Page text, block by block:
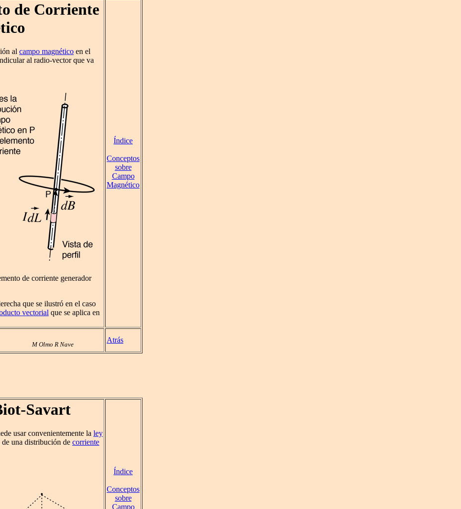
de Corriente
al campo magnético en el
al radio-vector que va
de corriente generador
que se ilustró en el caso
vectorial que se aplica en
Índice
Conceptos
sobre
Campo
Magnético
M Olmo R Nave
Atrás
Savart
usar convenientemente la ley
de una distribución de corriente
Índice
Conceptos
sobre
Campo